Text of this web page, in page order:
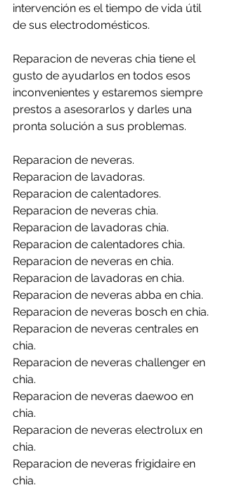
intervención es el tiempo de vida útil
de sus electrodomésticos.
Reparacion de neveras chia tiene el
gusto de ayudarlos en todos esos
inconvenientes y estaremos siempre
prestos a asesorarlos y darles una
pronta solución a sus problemas.
Reparacion de neveras.
Reparacion de lavadoras.
Reparacion de calentadores.
Reparacion de neveras chia.
Reparacion de lavadoras chia.
Reparacion de calentadores chia.
Reparacion de neveras en chia.
Reparacion de lavadoras en chia.
Reparacion de neveras abba en chia.
Reparacion de neveras bosch en chia.
Reparacion de neveras centrales en
chia.
Reparacion de neveras challenger en
chia.
Reparacion de neveras daewoo en
chia.
Reparacion de neveras electrolux en
chia.
Reparacion de neveras frigidaire en
chia.